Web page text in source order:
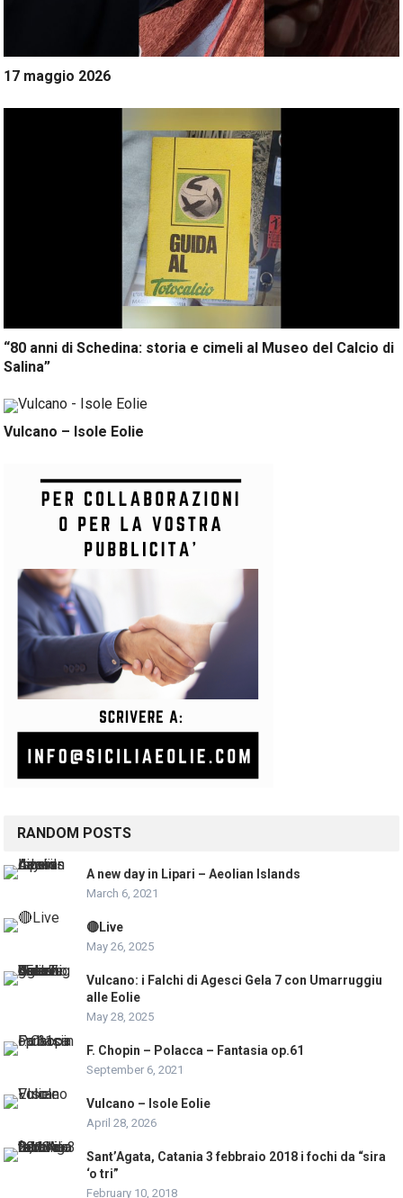
17 maggio 2026
“80 anni di Schedina: storia e cimeli al Museo del Calcio di
Salina”
Vulcano – Isole Eolie
RANDOM POSTS
A new day in Lipari – Aeolian Islands
March 6, 2021
🔴Live
May 26, 2025
Vulcano: i Falchi di Agesci Gela 7 con Umarruggiu
alle Eolie
May 28, 2025
F. Chopin – Polacca – Fantasia op.61
September 6, 2021
Vulcano – Isole Eolie
April 28, 2026
Sant’Agata, Catania 3 febbraio 2018 i fochi da “sira
‘o tri”
February 10, 2018